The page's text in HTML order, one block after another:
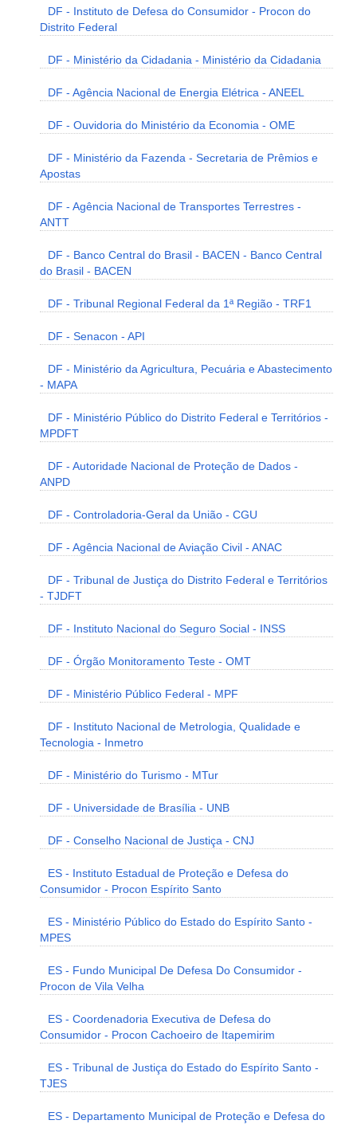
DF - Instituto de Defesa do Consumidor - Procon do
Distrito Federal
DF - Ministério da Cidadania - Ministério da Cidadania
DF - Agência Nacional de Energia Elétrica - ANEEL
DF - Ouvidoria do Ministério da Economia - OME
DF - Ministério da Fazenda - Secretaria de Prêmios e
Apostas
DF - Agência Nacional de Transportes Terrestres -
ANTT
DF - Banco Central do Brasil - BACEN - Banco Central
do Brasil - BACEN
DF - Tribunal Regional Federal da 1ª Região - TRF1
DF - Senacon - API
DF - Ministério da Agricultura, Pecuária e Abastecimento
- MAPA
DF - Ministério Público do Distrito Federal e Territórios -
MPDFT
DF - Autoridade Nacional de Proteção de Dados -
ANPD
DF - Controladoria-Geral da União - CGU
DF - Agência Nacional de Aviação Civil - ANAC
DF - Tribunal de Justiça do Distrito Federal e Territórios
- TJDFT
DF - Instituto Nacional do Seguro Social - INSS
DF - Órgão Monitoramento Teste - OMT
DF - Ministério Público Federal - MPF
DF - Instituto Nacional de Metrologia, Qualidade e
Tecnologia - Inmetro
DF - Ministério do Turismo - MTur
DF - Universidade de Brasília - UNB
DF - Conselho Nacional de Justiça - CNJ
ES - Instituto Estadual de Proteção e Defesa do
Consumidor - Procon Espírito Santo
ES - Ministério Público do Estado do Espírito Santo -
MPES
ES - Fundo Municipal De Defesa Do Consumidor -
Procon de Vila Velha
ES - Coordenadoria Executiva de Defesa do
Consumidor - Procon Cachoeiro de Itapemirim
ES - Tribunal de Justiça do Estado do Espírito Santo -
TJES
ES - Departamento Municipal de Proteção e Defesa do